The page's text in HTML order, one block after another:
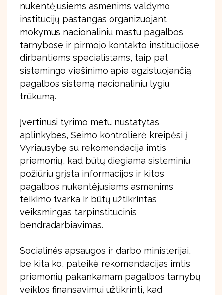
nukentėjusiems asmenims valdymo
institucijų pastangas organizuojant
mokymus nacionaliniu mastu pagalbos
tarnybose ir pirmojo kontakto institucijose
dirbantiems specialistams, taip pat
sistemingo viešinimo apie egzistuojančią
pagalbos sistemą nacionaliniu lygiu
trūkumą.
Įvertinusi tyrimo metu nustatytas
aplinkybes, Seimo kontrolierė kreipėsi į
Vyriausybę su rekomendacija imtis
priemonių, kad būtų diegiama sisteminiu
požiūriu grįsta informacijos ir kitos
pagalbos nukentėjusiems asmenims
teikimo tvarka ir būtų užtikrintas
veiksmingas tarpinstitucinis
bendradarbiavimas.
Socialinės apsaugos ir darbo ministerijai,
be kita ko, pateikė rekomendacijas imtis
priemonių pakankamam pagalbos tarnybų
veiklos finansavimui užtikrinti, kad